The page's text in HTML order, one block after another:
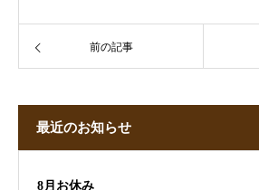
前の記事
最近のお知らせ
8月お休み